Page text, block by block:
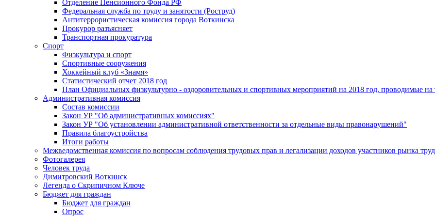
Отделение Пенсионного Фонда РФ
Федеральная служба по труду и занятости (Роструд)
Антитеррористическая комиссия города Воткинска
Прокурор разъясняет
Транспортная прокуратура
Спорт
Физкультура и спорт
Спортивные сооружения
Хоккейный клуб «Знамя»
Статистический отчет 2018 год
План Официальных физкультурно - оздоровительных и спортивных мероприятий на 2018 год, проводимые
Административная комиссия
Состав комиссии
Закон УР "Об административных комиссиях"
Закон УР "Об установлении административной ответственности за отдельные виды правонарушений"
Правила благоустройства
Итоги работы
Межведомственная комиссия по вопросам соблюдения трудовых прав и легализации доходов участников рынка
Фотогалерея
Человек труда
Димитровский Воткинск
Легенда о Скрипичном Ключе
Бюджет для граждан
Бюджет для граждан
Опрос